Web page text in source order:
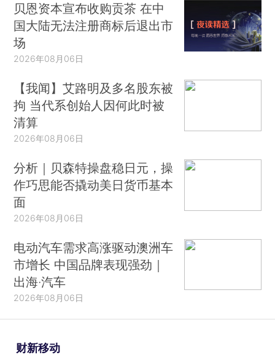
贝恩资本宣布收购贡茶 在中
国大陆无法注册商标后退出市
场
2026年08月06日
【我闻】艾路明及多名股东被
拘 当代系创始人因何此时被
清算
2026年08月06日
分析｜贝森特操盘稳日元，操
作巧思能否撬动美日货币基本
面
2026年08月06日
电动汽车需求高涨驱动澳洲车
市增长 中国品牌表现强劲｜
出海·汽车
2026年08月06日
财新移动